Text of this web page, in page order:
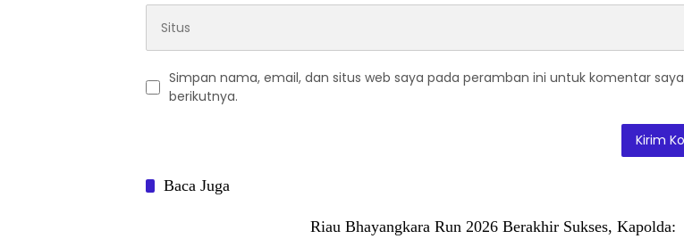
Simpan nama, email, dan situs web saya pada peramban ini untuk komentar saya
berikutnya.
Baca Juga
Riau Bhayangkara Run 2026 Berakhir Sukses, Kapolda: